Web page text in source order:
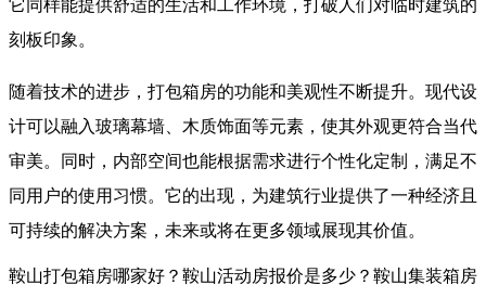
它同样能提供舒适的生活和工作环境，打破人们对临时建筑的
刻板印象。
随着技术的进步，打包箱房的功能和美观性不断提升。现代设
计可以融入玻璃幕墙、木质饰面等元素，使其外观更符合当代
审美。同时，内部空间也能根据需求进行个性化定制，满足不
同用户的使用习惯。它的出现，为建筑行业提供了一种经济且
可持续的解决方案，未来或将在更多领域展现其价值。
鞍山打包箱房哪家好？鞍山活动房报价是多少？鞍山集装箱房